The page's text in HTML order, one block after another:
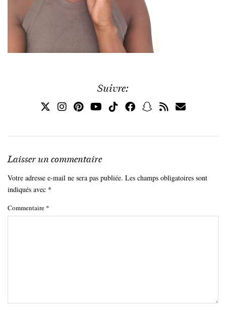
Suivre:
Laisser un commentaire
Votre adresse e-mail ne sera pas publiée. Les champs obligatoires sont
indiqués avec *
Commentaire *